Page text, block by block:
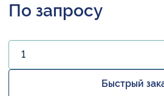
По запросу
Быстрый